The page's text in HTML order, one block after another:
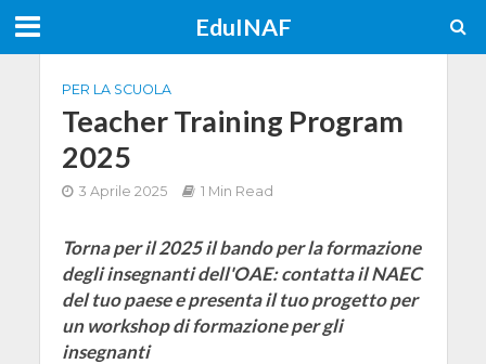
EduINAF
PER LA SCUOLA
Teacher Training Program
2025
3 Aprile 2025 1 Min Read
Torna per il 2025 il bando per la formazione
degli insegnanti dell'OAE: contatta il NAEC
del tuo paese e presenta il tuo progetto per
un workshop di formazione per gli
insegnanti